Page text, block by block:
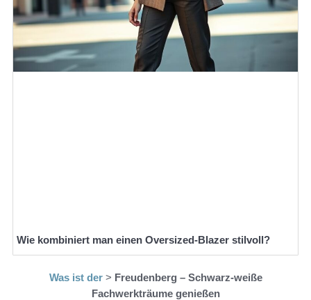
Wie kombiniert man einen Oversized-Blazer stilvoll?
Was ist der> Freudenberg – Schwarz-weiße
Fachwerkträume genießen